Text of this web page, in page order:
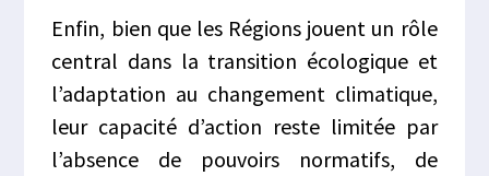
Enfin, bien que les Régions jouent un rôle
central dans la transition écologique et
l’adaptation au changement climatique,
leur capacité d’action reste limitée par
l’absence de pouvoirs normatifs, de